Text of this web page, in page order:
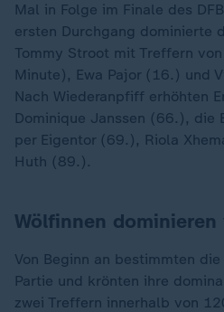
Mal in Folge im Finale des
ersten Durchgang dominierte
Tommy Stroot mit Treffern
Minute), Ewa Pajor (16.) und
Nach Wiederanpfiff erhöhten
Dominique Janssen (66.), die
per Eigentor (69.), Riola
Huth (89.).
Wölfinnen dominieren
Von Beginn an bestimmten die
Partie und krönten ihre
zwei Treffern innerhalb von